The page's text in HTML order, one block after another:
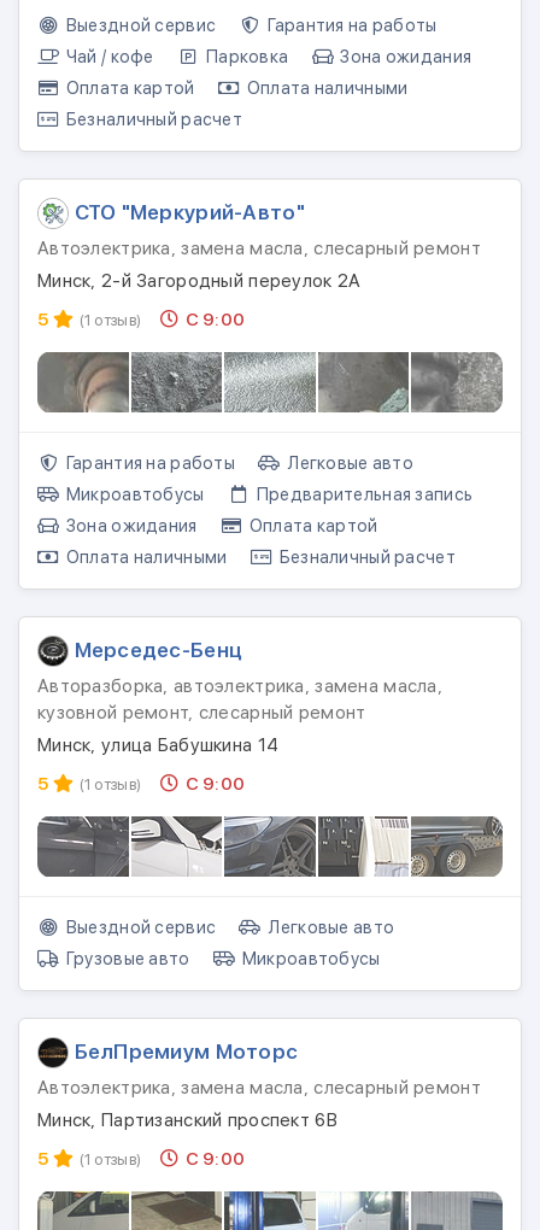
Выездной сервис
Гарантия на работы
Чай / кофе
Парковка
Зона ожидания
Оплата картой
Оплата наличными
Безналичный расчет
СТО "Меркурий-Авто"
Автоэлектрика, замена масла, слесарный ремонт
Минск, 2-й Загородный переулок 2А
5
(1 отзыв) С 9:00
Гарантия на работы
Легковые авто
Микроавтобусы
Предварительная запись
Зона ожидания
Оплата картой
Оплата наличными
Безналичный расчет
Мерседес-Бенц
Авторазборка, автоэлектрика, замена масла,
кузовной ремонт, слесарный ремонт
Минск, улица Бабушкина 14
5
(1 отзыв) С 9:00
Выездной сервис
Легковые авто
Грузовые авто
Микроавтобусы
БелПремиум Моторс
Автоэлектрика, замена масла, слесарный ремонт
Минск, Партизанский проспект 6В
5
(1 отзыв) С 9:00